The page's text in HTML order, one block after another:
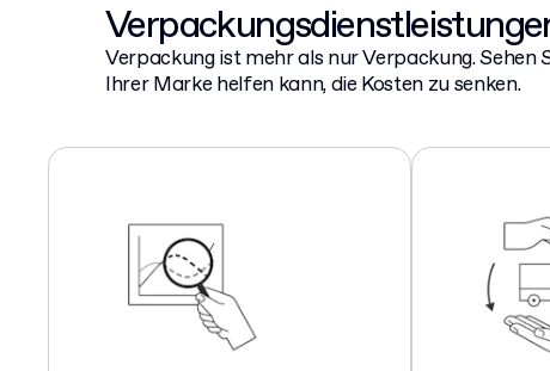
Verpackung ist mehr als nur Verpackung. Sehen
Ihrer Marke helfen kann, die Kosten zu senken.